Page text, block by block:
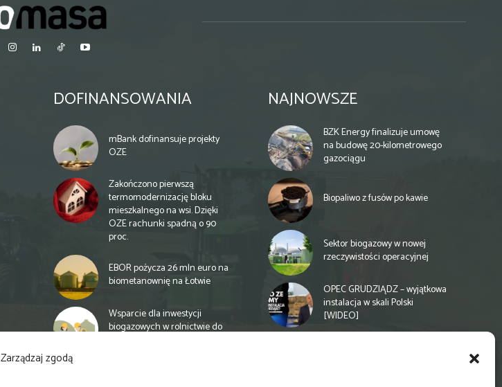
Zarządzaj zgodą
DOFINANSOWANIA
mBank dofinansuje projekty
OZE
Zakończono pierwszą
termomodernizację bloku
mieszkalnego na wsi. Dzięki
OZE rachunki spadną o 90
proc.
EBOR pożycza 26 mln euro na
biometanownię na Łotwie
Wsparcie dla inwestycji
biogazowych w rolnictwie do
NAJNOWSZE
BZK Energy finalizuje umowę
na budowę 20-kilometrowego
gazociągu
Biopaliwo z fusów po kawie
Sektor biogazowy w nowej
rzeczywistości operacyjnej
OPEC GRUDZIĄDZ – wyjątkowa
instalacja w skali Polski
[WIDEO]